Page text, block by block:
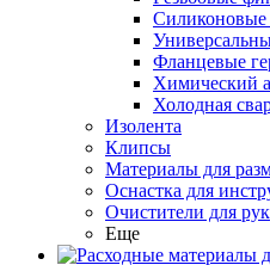
Силиконовые
Фланцевые
Химический
Холодная
Изолента
Клипсы
Материалы для
Оснастка для
Очистители для рук
Еще